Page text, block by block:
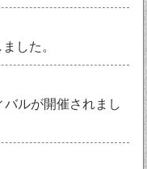
した。
ルが開催されまし